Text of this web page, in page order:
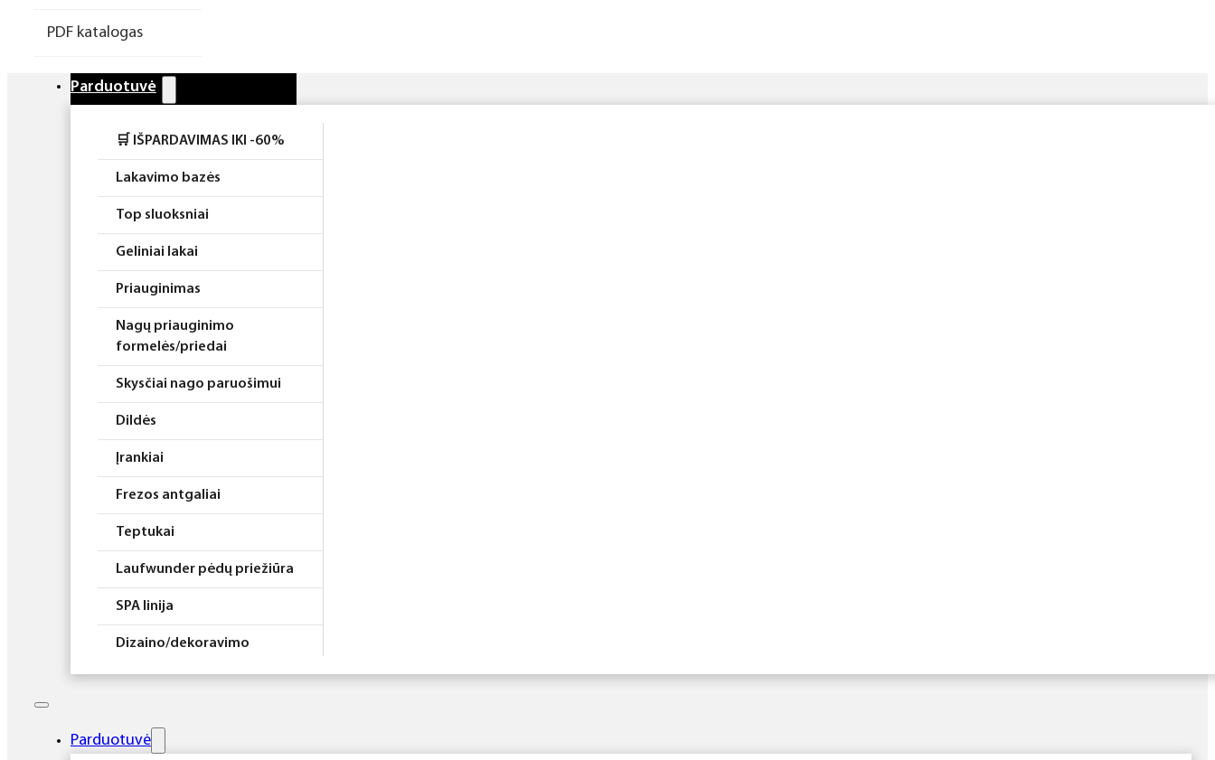
PDF katalogas
Parduotuvė
🛒 IŠPARDAVIMAS IKI -60%
Lakavimo bazės
Top sluoksniai
Geliniai lakai
Priauginimas
Nagų priauginimo
formelės/priedai
Skysčiai nago paruošimui
Dildės
Įrankiai
Frezos antgaliai
Teptukai
Laufwunder pėdų priežiūra
SPA linija
Dizaino/dekoravimo
Higiena
Parduotuvė